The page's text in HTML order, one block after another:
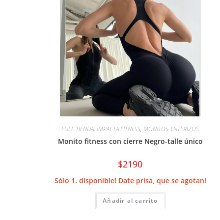
FULL TIENDA,IMPACTA FITNESS,MONITOS-ENTERIZOS
Monito fitness con cierre Negro-talle único
$2190
Sólo 1. disponible! Date prisa, que se agotan!
Añadir al carrito